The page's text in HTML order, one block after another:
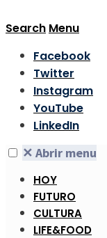
Search Menu
Facebook
Twitter
Instagram
YouTube
LinkedIn
✕ Abrir menu
HOY
FUTURO
CULTURA
LIFE&FOOD